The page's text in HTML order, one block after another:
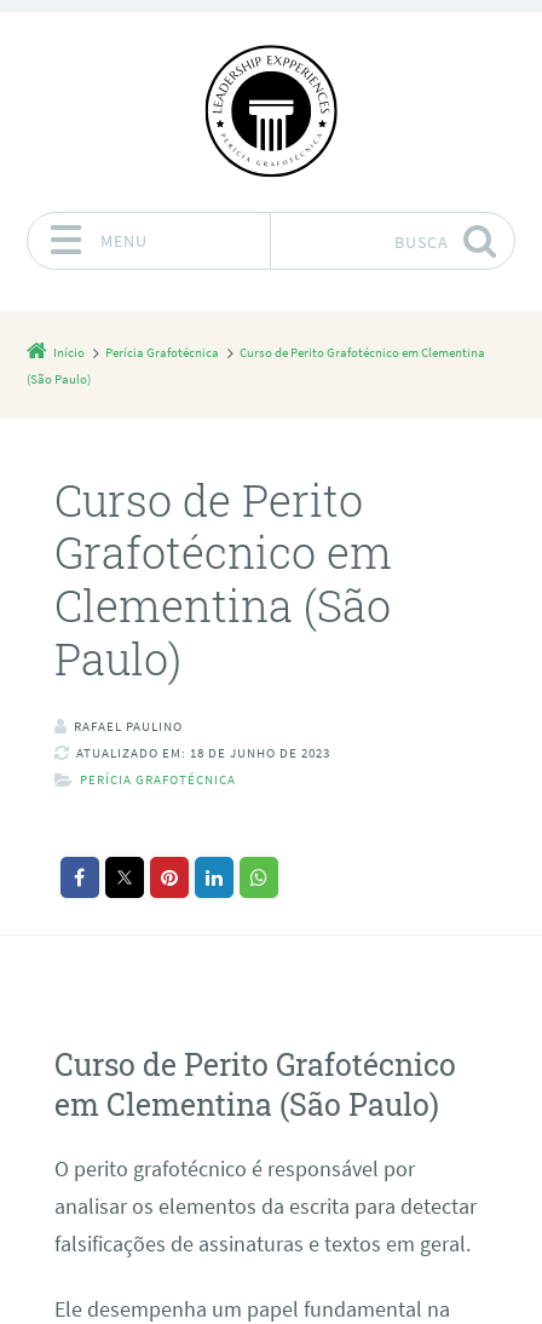
MENU BUSCA
Início Perícia Grafotécnica
Curso de Perito Grafotécnico em Clementina
(São Paulo)
Curso de Perito
Grafotécnico em
Clementina (São
Paulo)
RAFAEL PAULINO
ATUALIZADO EM: 18 DE JUNHO DE 2023
PERÍCIA GRAFOTÉCNICA
Curso de Perito Grafotécnico
em Clementina (São Paulo)
O perito grafotécnico é responsável por
analisar os elementos da escrita para detectar
falsificações de assinaturas e textos em geral.
Ele desempenha um papel fundamental na